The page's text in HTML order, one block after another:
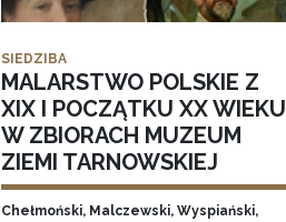
SIEDZIBA
MALARSTWO POLSKIE Z
XIX I POCZĄTKU XX WIEKU
W ZBIORACH MUZEUM
ZIEMI TARNOWSKIEJ
Chełmoński, Malczewski, Wyspiański,